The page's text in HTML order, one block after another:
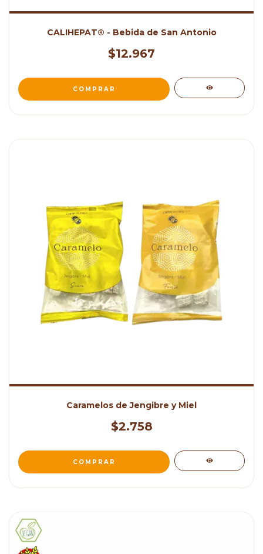
CALIHEPAT® - Bebida de San Antonio
$12.967
Caramelos de Jengibre y Miel
$2.758